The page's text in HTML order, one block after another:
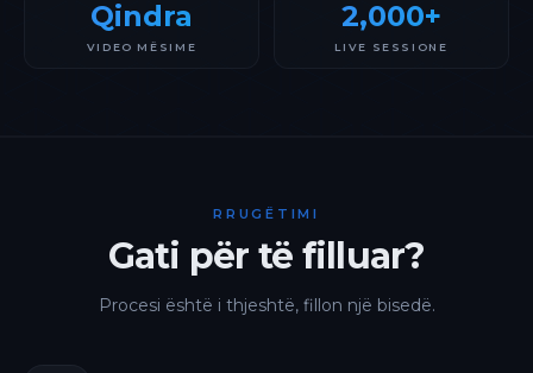
Qindra
VIDEO MËSIME
2,000+
LIVE SESSIONE
RRUGËTIMI
Gati për të filluar?
Procesi është i thjeshtë, fillon një bisedë.